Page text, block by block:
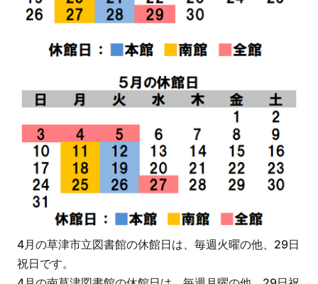
4月の草津市立図書館の休館日は、毎週火曜の他、29日
祝日です。